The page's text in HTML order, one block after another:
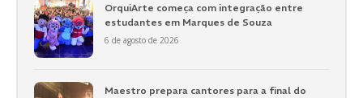
OrquiArte começa com integração entre
estudantes em Marques de Souza
6 de agosto de 2026
Maestro prepara cantores para a final do